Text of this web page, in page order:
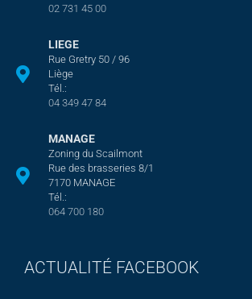
02 731 45 00
LIEGE
Rue Gretry 50 / 96
Liège
Tél.:
04 349 47 84
MANAGE
Zoning du Scailmont
Rue des brasseries 8/1
7170 MANAGE
Tél.:
064 700 180
ACTUALITÉ FACEBOOK